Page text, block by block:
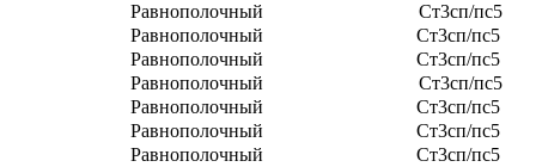
Равнополочный
Ст3сп/пс5
Равнополочный
Ст3сп/пс5
Равнополочный
Ст3сп/пс5
Равнополочный
Ст3сп/пс5
Равнополочный
Ст3сп/пс5
Равнополочный
Ст3сп/пс5
Равнополочный
Ст3сп/пс5